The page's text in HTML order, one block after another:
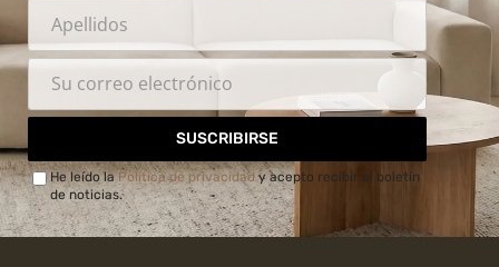
SUSCRIBIRSE
He leído laPolítica de privacidady acepto recibir el boletín
de noticias.